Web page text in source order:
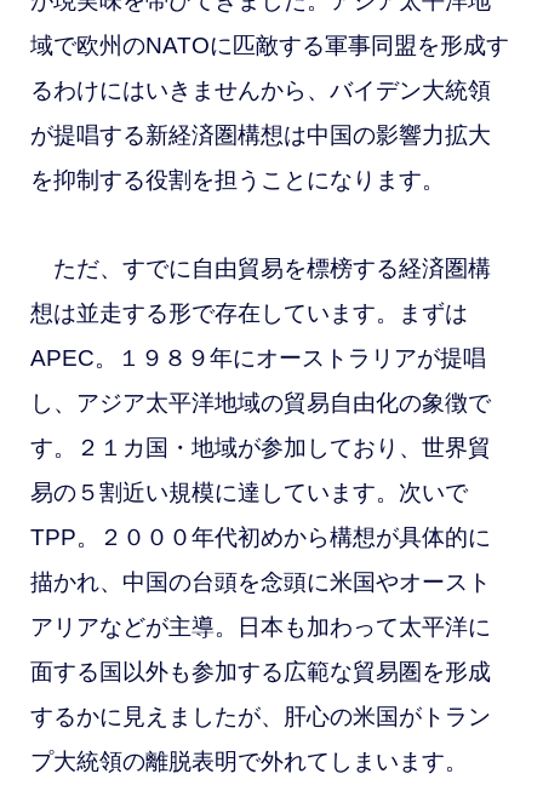
域で欧州のNATOに匹敵する軍事同盟を形成す
るわけにはいきませんから、バイデン大統領
が提唱する新経済圏構想は中国の影響力拡大
を抑制する役割を担うことになります。
ただ、すでに自由貿易を標榜する経済圏構
想は並走する形で存在しています。まずは
APEC。１９８９年にオーストラリアが提唱
し、アジア太平洋地域の貿易自由化の象徴で
す。２１カ国・地域が参加しており、世界貿
易の５割近い規模に達しています。次いで
TPP。２０００年代初めから構想が具体的に
描かれ、中国の台頭を念頭に米国やオースト
アリアなどが主導。日本も加わって太平洋に
面する国以外も参加する広範な貿易圏を形成
するかに見えましたが、肝心の米国がトラン
プ大統領の離脱表明で外れてしまいます。